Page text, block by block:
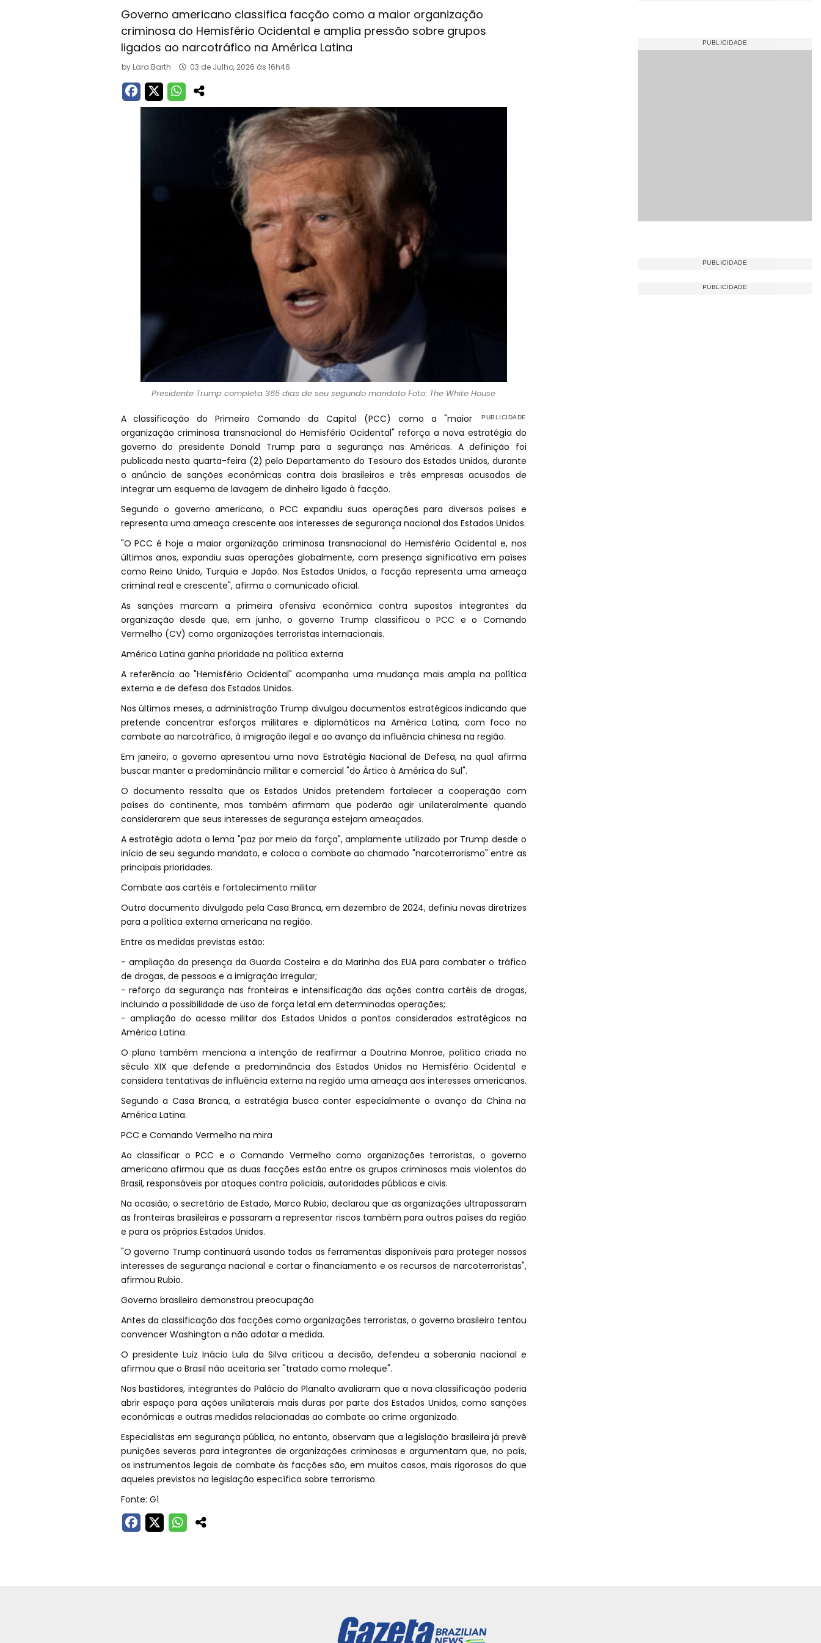
Governo americano classifica facção como a maior organização
criminosa do Hemisfério Ocidental e amplia pressão sobre grupos
ligados ao narcotráfico na América Latina
by Lara Barth 03 de Julho, 2026 às 16h46
Presidente Trump completa 365 dias de seu segundo mandato Foto: The White House
A classificação do Primeiro Comando da Capital (PCC) como a "maior
organização criminosa transnacional do Hemisfério Ocidental" reforça a nova estratégia do
governo do presidente Donald Trump para a segurança nas Américas. A definição foi
publicada nesta quarta-feira (2) pelo Departamento do Tesouro dos Estados Unidos, durante
o anúncio de sanções econômicas contra dois brasileiros e três empresas acusados de
integrar um esquema de lavagem de dinheiro ligado à facção.
Segundo o governo americano, o PCC expandiu suas operações para diversos países e
representa uma ameaça crescente aos interesses de segurança nacional dos Estados Unidos.
"O PCC é hoje a maior organização criminosa transnacional do Hemisfério Ocidental e, nos
últimos anos, expandiu suas operações globalmente, com presença significativa em países
como Reino Unido, Turquia e Japão. Nos Estados Unidos, a facção representa uma ameaça
criminal real e crescente", afirma o comunicado oficial.
As sanções marcam a primeira ofensiva econômica contra supostos integrantes da
organização desde que, em junho, o governo Trump classificou o PCC e o Comando
Vermelho (CV) como organizações terroristas internacionais.
América Latina ganha prioridade na política externa
A referência ao "Hemisfério Ocidental" acompanha uma mudança mais ampla na política
externa e de defesa dos Estados Unidos.
Nos últimos meses, a administração Trump divulgou documentos estratégicos indicando que
pretende concentrar esforços militares e diplomáticos na América Latina, com foco no
combate ao narcotráfico, à imigração ilegal e ao avanço da influência chinesa na região.
Em janeiro, o governo apresentou uma nova Estratégia Nacional de Defesa, na qual afirma
buscar manter a predominância militar e comercial "do Ártico à América do Sul".
O documento ressalta que os Estados Unidos pretendem fortalecer a cooperação com
países do continente, mas também afirmam que poderão agir unilateralmente quando
considerarem que seus interesses de segurança estejam ameaçados.
A estratégia adota o lema "paz por meio da força", amplamente utilizado por Trump desde o
início de seu segundo mandato, e coloca o combate ao chamado "narcoterrorismo" entre as
principais prioridades.
Combate aos cartéis e fortalecimento militar
Outro documento divulgado pela Casa Branca, em dezembro de 2024, definiu novas diretrizes
para a política externa americana na região.
Entre as medidas previstas estão:
- ampliação da presença da Guarda Costeira e da Marinha dos EUA para combater o tráfico
de drogas, de pessoas e a imigração irregular;
- reforço da segurança nas fronteiras e intensificação das ações contra cartéis de drogas,
incluindo a possibilidade de uso de força letal em determinadas operações;
- ampliação do acesso militar dos Estados Unidos a pontos considerados estratégicos na
América Latina.
O plano também menciona a intenção de reafirmar a Doutrina Monroe, política criada no
século XIX que defende a predominância dos Estados Unidos no Hemisfério Ocidental e
considera tentativas de influência externa na região uma ameaça aos interesses americanos.
Segundo a Casa Branca, a estratégia busca conter especialmente o avanço da China na
América Latina.
PCC e Comando Vermelho na mira
Ao classificar o PCC e o Comando Vermelho como organizações terroristas, o governo
americano afirmou que as duas facções estão entre os grupos criminosos mais violentos do
Brasil, responsáveis por ataques contra policiais, autoridades públicas e civis.
Na ocasião, o secretário de Estado, Marco Rubio, declarou que as organizações ultrapassaram
as fronteiras brasileiras e passaram a representar riscos também para outros países da região
e para os próprios Estados Unidos.
"O governo Trump continuará usando todas as ferramentas disponíveis para proteger nossos
interesses de segurança nacional e cortar o financiamento e os recursos de narcoterroristas",
afirmou Rubio.
Governo brasileiro demonstrou preocupação
Antes da classificação das facções como organizações terroristas, o governo brasileiro tentou
convencer Washington a não adotar a medida.
O presidente Luiz Inácio Lula da Silva criticou a decisão, defendeu a soberania nacional e
afirmou que o Brasil não aceitaria ser "tratado como moleque".
Nos bastidores, integrantes do Palácio do Planalto avaliaram que a nova classificação poderia
abrir espaço para ações unilaterais mais duras por parte dos Estados Unidos, como sanções
econômicas e outras medidas relacionadas ao combate ao crime organizado.
Especialistas em segurança pública, no entanto, observam que a legislação brasileira já prevê
punições severas para integrantes de organizações criminosas e argumentam que, no país,
os instrumentos legais de combate às facções são, em muitos casos, mais rigorosos do que
aqueles previstos na legislação específica sobre terrorismo.
Fonte: G1